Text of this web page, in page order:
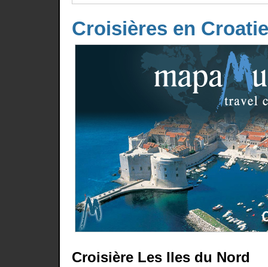
Croisières en Croatie
Croisière Les Iles du Nord